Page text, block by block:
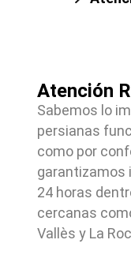
Atención
Sabemos lo
persianas
como por
garantizamos
24 horas
cercanas
Vallès y La